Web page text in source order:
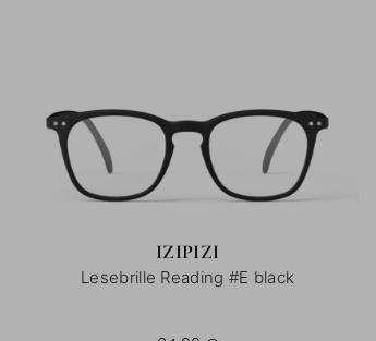
IZIPIZI
Lesebrille Reading #E black